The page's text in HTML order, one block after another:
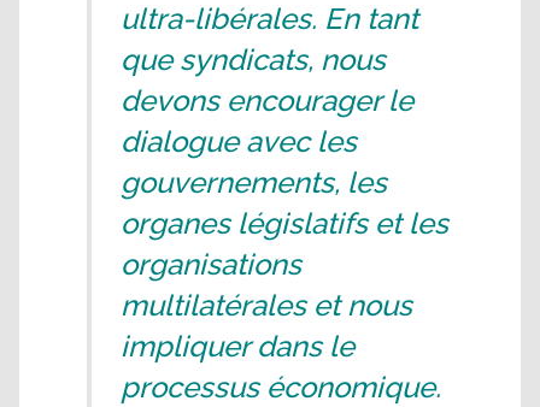
ultra-libérales. En tant
que syndicats, nous
devons encourager le
dialogue avec les
gouvernements, les
organes législatifs et les
organisations
multilatérales et nous
impliquer dans le
processus économique.